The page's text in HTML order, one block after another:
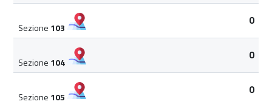
Sezione 103
0
Sezione 104
0
Sezione 105
0